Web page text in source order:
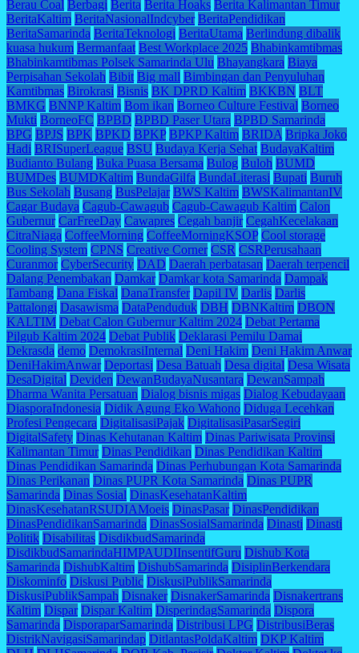
Berau Coal Berbagi Berita Berita Hoaks Berita Kalimantan Timur
BeritaKaltim BeritaNasionalIndcyber BeritaPendidikan
BeritaSamarinda BeritaTeknologi BeritaUtama Berlindung dibalik
kuasa hukum Bermanfaat Best Workplace 2025 Bhabinkamtibmas
Bhabinkamtibmas Polsek Samarinda Ulu Bhayangkara Biaya
Perpisahan Sekolah Bibit Big mall Bimbingan dan Penyuluhan
Kamtibmas Birokrasi Bisnis BK DPRD Kaltim BKKBN BLT
BMKG BNNP Kaltim Bom ikan Borneo Culture Festival Borneo
Mukti BorneoFC BPBD BPBD Paser Utara BPBD Samarinda
BPG BPJS BPK BPKD BPKP BPKP Kaltim BRIDA Bripka Joko
Hadi BRISuperLeague BSU Budaya Kerja Sehat BudayaKaltim
Budianto Bulang Buka Puasa Bersama Bulog Buloh BUMD
BUMDes BUMDKaltim BundaGilfa BundaLiterasi Bupati Buruh
Bus Sekolah Busang BusPelajar BWS Kaltim BWSKalimantanIV
Cagar Budaya Cagub-Cawagub Cagub-Cawagub Kaltim Calon
Gubernur CarFreeDay Cawapres Cegah banjir CegahKecelakaan
CitraNiaga CoffeeMorning CoffeeMorningKSOP Cool storage
Cooling System CPNS Creative Corner CSR CSRPerusahaan
Curanmor CyberSecurity DAD Daerah perbatasan Daerah terpencil
Dalang Penembakan Damkar Damkar kota Samarinda Dampak
Tambang Dana Fiskal DanaTransfer Dapil IV Darlis Darlis
Pattalongi Dasawisma DataPenduduk DBH DBNKaltim DBON
KALTIM Debat Calon Gubernur Kaltim 2024 Debat Pertama
Pilgub Kaltim 2024 Debat Publik Deklarasi Pemilu Damai
Dekrasda demo DemokrasiInternal Deni Hakim Deni Hakim Anwar
DeniHakimAnwar Deportasi Desa Batuah Desa digital Desa Wisata
DesaDigital Deviden DewanBudayaNusantara DewanSampah
Dharma Wanita Persatuan Dialog bisnis migas Dialog Kebudayaan
DiasporaIndonesia Didik Agung Eko Wahono Diduga Lecehkan
Profesi Pengecara DigitalisasiPajak DigitalisasiPasarSegiri
DigitalSafety Dinas Kehutanan Kaltim Dinas Pariwisata Provinsi
Kalimantan Timur Dinas Pendidikan Dinas Pendidikan Kaltim
Dinas Pendidikan Samarinda Dinas Perhubungan Kota Samarinda
Dinas Perikanan Dinas PUPR Kota Samarinda Dinas PUPR
Samarinda Dinas Sosial DinasKesehatanKaltim
DinasKesehatanRSUDIAMoeis DinasPasar DinasPendidikan
DinasPendidikanSamarinda DinasSosialSamarinda Dinasti Dinasti
Politik Disabilitas DisdikbudSamarinda
DisdikbudSamarindaHIMPAUDIInsentifGuru Dishub Kota
Samarinda DishubKaltim DishubSamarinda DisiplinBerkendara
Diskominfo Diskusi Public DiskusiPublikSamarinda
DiskusiPublikSampah Disnaker DisnakerSamarinda Disnakertrans
Kaltim Dispar Dispar Kaltim DisperindagSamarinda Dispora
Samarinda DisporaparSamarinda Distribusi LPG DistribusiBeras
DistrikNavigasiSamarindap DitlantasPoldaKaltim DKP Kaltim